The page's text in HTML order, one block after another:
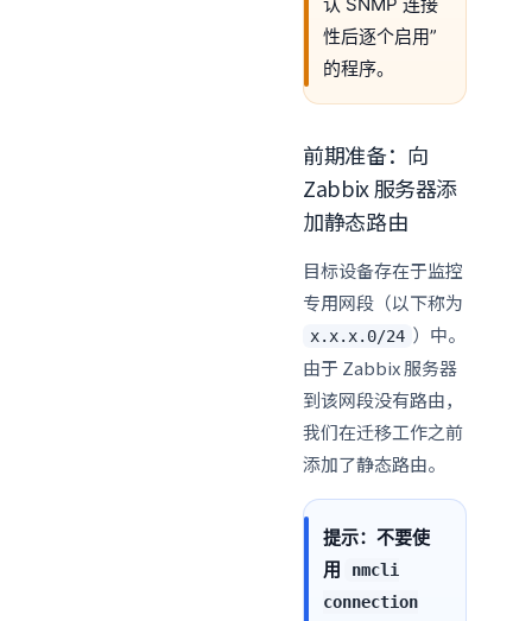
性后逐个启用”
的程序。
前期准备：向
Zabbix 服务器添
加静态路由
目标设备存在于监控
专用网段（以下称为
x.x.x.0/24 ）中。
由于 Zabbix 服务器
到该网段没有路由，
我们在迁移工作之前
添加了静态路由。
提示：不要使
用
nmcli
connection